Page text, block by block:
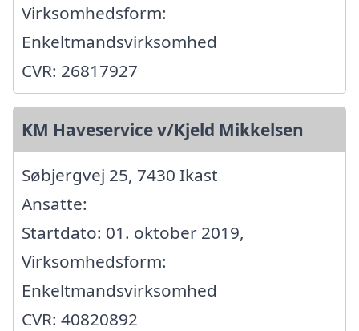
Virksomhedsform:
Enkeltmandsvirksomhed
CVR: 26817927
KM Haveservice v/Kjeld Mikkelsen
Søbjergvej 25, 7430 Ikast
Ansatte:
Startdato: 01. oktober 2019,
Virksomhedsform:
Enkeltmandsvirksomhed
CVR: 40820892